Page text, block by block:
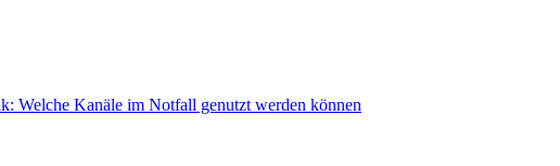
Welche Kanäle im Notfall genutzt werden können